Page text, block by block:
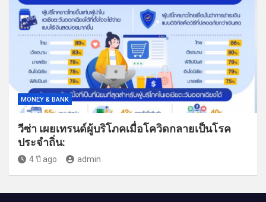
MONEY & BANK
วีซ่า เผยเทรนด์ผู้บริโภคเมื่อโควิดกลายเป็นโรค
ประจำถิ่น:
4 ปี ago admin